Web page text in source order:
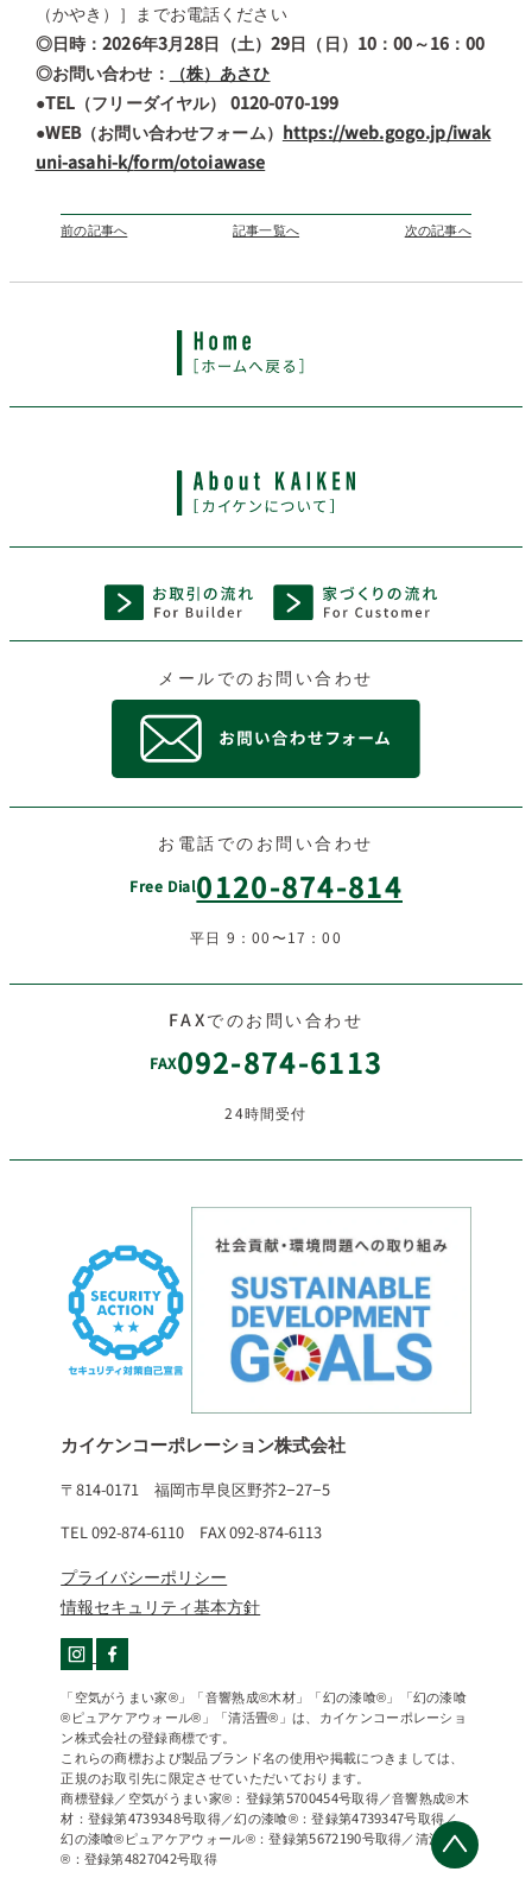
（かやき）］までお電話ください
◎日時：2026年3月28日（土）29日（日）10：00～16：00
◎お問い合わせ：
（株）あさひ
●TEL（フリーダイヤル） 0120-070-199
●WEB（お問い合わせフォーム） https://web.gogo.jp/iwak
uni-asahi-k/form/otoiawase
前の記事へ 記事一覧へ 次の記事へ
メールでのお問い合わせ
お電話でのお問い合わせ
Free Dial0120-874-814
平日 9：00〜17：00
FAXでのお問い合わせ
FAX092-874-6113
24時間受付
カイケンコーポレーション株式会社
〒814-0171 福岡市早良区野芥2−27−5
TEL 092-874-6110 FAX 092-874-6113
プライバシーポリシー
情報セキュリティ基本方針
「空気がうまい家®」「音響熟成®木材」「幻の漆喰®」「幻の漆喰
®ピュアケアウォール®」「清活畳®」は、カイケンコーポレーショ
ン株式会社の登録商標です。
これらの商標および製品ブランド名の使用や掲載につきましては、
正規のお取引先に限定させていただいております。
商標登録／空気がうまい家®：登録第5700454号取得／音響熟成®木
材：登録第4739348号取得／幻の漆喰®：登録第4739347号取得／
幻の漆喰®ピュアケアウォール®：登録第5672190号取得／清活畳
®：登録第4827042号取得